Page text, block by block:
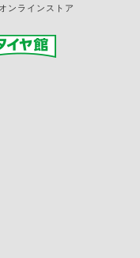
ンラインストア